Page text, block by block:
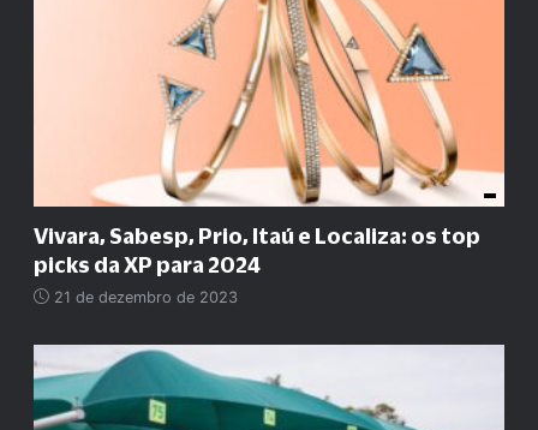
Vivara, Sabesp, Prio, Itaú e Localiza: os top
picks da XP para 2024
21 de dezembro de 2023